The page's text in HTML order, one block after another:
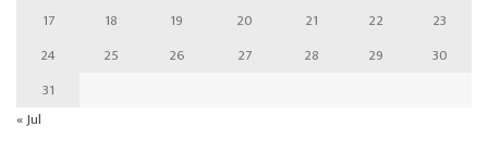
17
18 19 20 21 22
23
24
25 26 27 28 29
30
31
« Jul